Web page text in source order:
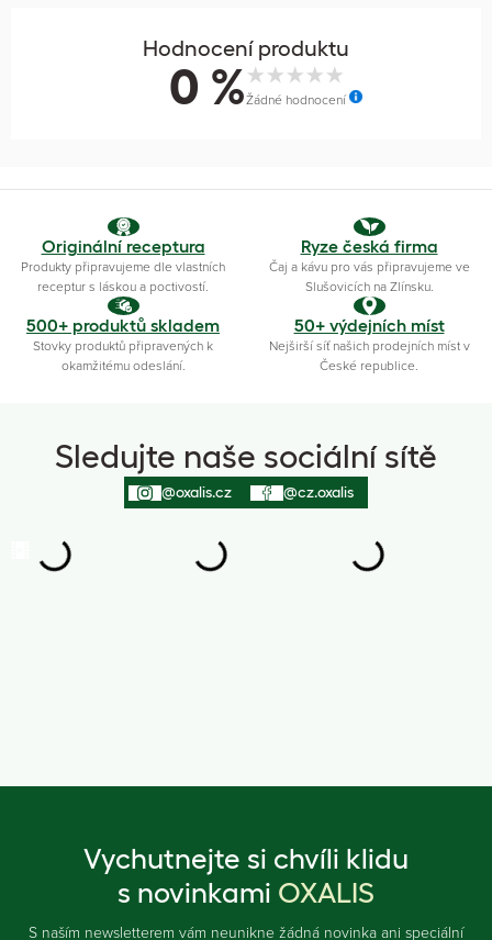
Hodnocení produktu
0 %Žádné hodnocení
Originální receptura
Produkty připravujeme dle vlastních
receptur s láskou a poctivostí.
Ryze česká firma
Čaj a kávu pro vás připravujeme ve
Slušovicích na Zlínsku.
500+ produktů skladem
Stovky produktů připravených k
okamžitému odeslání.
50+ výdejních míst
Nejširší síť našich prodejních míst v
České republice.
Sledujte naše sociální sítě
@oxalis.cz @cz.oxalis
Vychutnejte si chvíli klidu
s novinkami OXALIS
S naším newsletterem vám neunikne žádná novinka ani speciální